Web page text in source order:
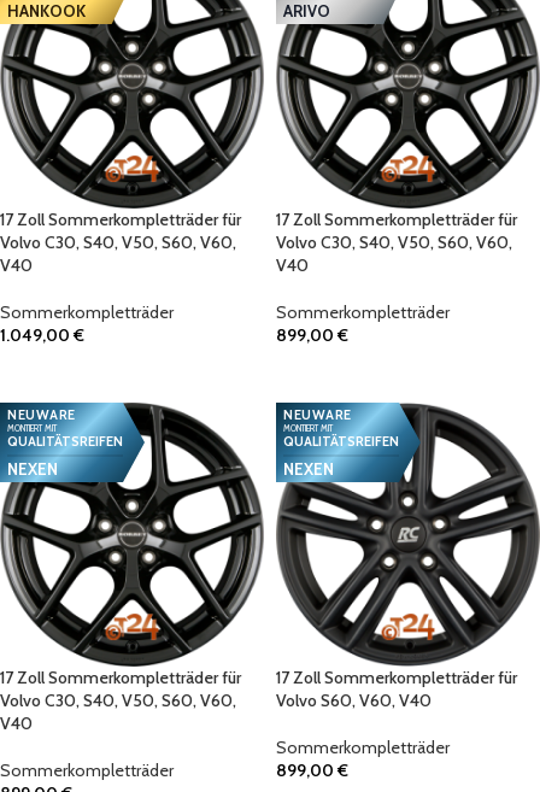
HANKOOK
17 Zoll Sommerkompletträder für
Volvo C30, S40, V50, S60, V60,
V40
Sommerkompletträder
1.049,00€
ARIVO
17 Zoll Sommerkompletträder für
Volvo C30, S40, V50, S60, V60,
V40
Sommerkompletträder
899,00€
NEUWARE
MONTIERT MIT
QUALITÄTSREIFEN
NEXEN
17 Zoll Sommerkompletträder für
Volvo C30, S40, V50, S60, V60,
V40
Sommerkompletträder
NEUWARE
MONTIERT MIT
QUALITÄTSREIFEN
NEXEN
17 Zoll Sommerkompletträder für
Volvo S60, V60, V40
Sommerkompletträder
899,00€